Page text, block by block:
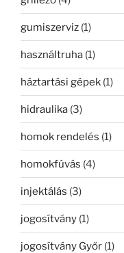
gumiszerviz (1)
használtruha (1)
háztartási gépek (1)
hidraulika (3)
homok rendelés (1)
homokfúvás (4)
injektálás (3)
jogosítvány (1)
jogosítvány Győr (1)